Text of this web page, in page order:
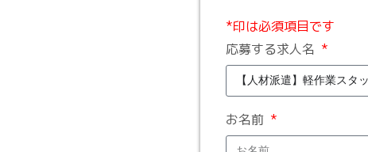
*印は必須項目です
応募する求人名
お名前